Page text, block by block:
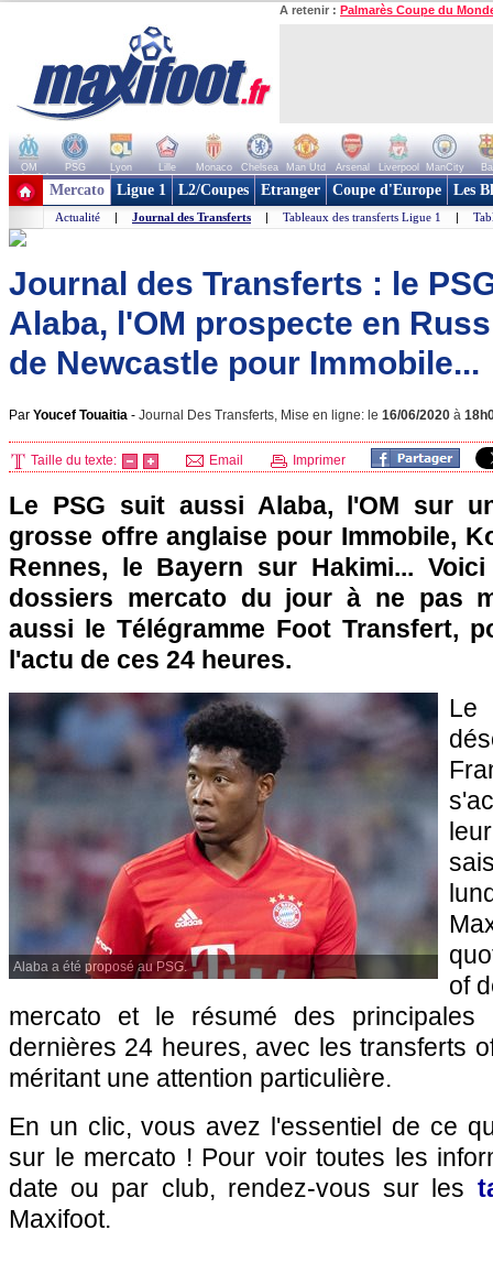
A retenir : Palmarès Coupe du
OM PSG Lyon Lille Monaco Chelsea Man Utd Arsenal Liverpool ManCity
+ de clubs
Mercato Ligue 1 L2/Coupes Etranger Coupe d'Europe Les
Actualité | Journal des Transferts | Tableaux des transferts Ligue 1 |
Journal des Transferts : le
Alaba, l'OM prospecte en
de Newcastle pour Immobile...
Par Youcef Touaitia - Journal Des Transferts, Mise en ligne: le 16/06/2020 à
Taille du texte: Email Imprimer
Le PSG suit aussi Alaba, l'OM sur
grosse offre anglaise pour Immobile,
Rennes, le Bayern sur Hakimi...
dossiers mercato du jour à ne pas
aussi le Télégramme Foot Transfert,
l'actu de ces 24 heures.
Alaba a été proposé au PSG.
of
mercato et le résumé des principales
dernières 24 heures, avec les transferts
méritant une attention particulière.
En un clic, vous avez l'essentiel de ce
sur le mercato ! Pour voir toutes les
date ou par club, rendez-vous sur les
Maxifoot.